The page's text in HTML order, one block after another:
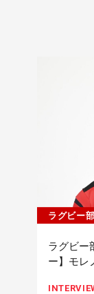
ラグビー部
ラグビー
ー】モレ